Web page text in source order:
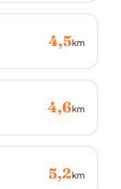
4,5km
4,6km
5,2km